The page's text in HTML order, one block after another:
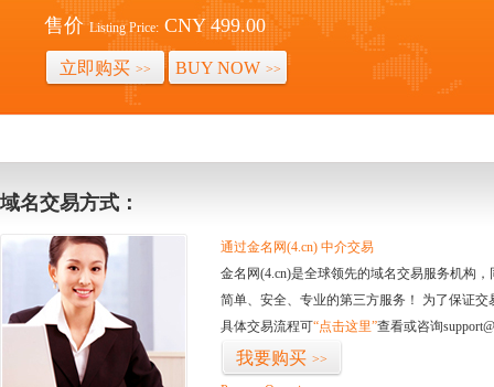
售价 Listing Price: CNY 499.00
立即购买 >> BUY NOW >>
域名交易方式：
通过金名网(4.cn) 中介交易
金名网(4.cn)是全球领先的域名交易服务机构
简单、安全、专业的第三方服务！ 为了保证
具体交易流程可“点击这里”查看或咨询
我要购买 >>